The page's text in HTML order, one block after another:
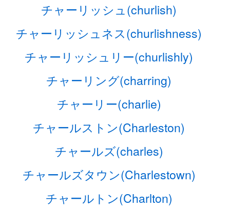
チャーリッシュ(churlish)
チャーリッシュネス(churlishness)
チャーリッシュリー(churlishly)
チャーリング(charring)
チャーリー(charlie)
チャールストン(Charleston)
チャールズ(charles)
チャールズタウン(Charlestown)
チャールトン(Charlton)